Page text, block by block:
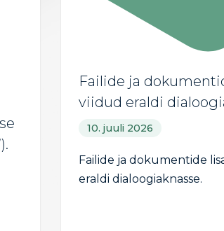
Failide ja
viidud eraldi
10. juuli 2026
Failide ja dokumentide
eraldi dialoogiaknasse.